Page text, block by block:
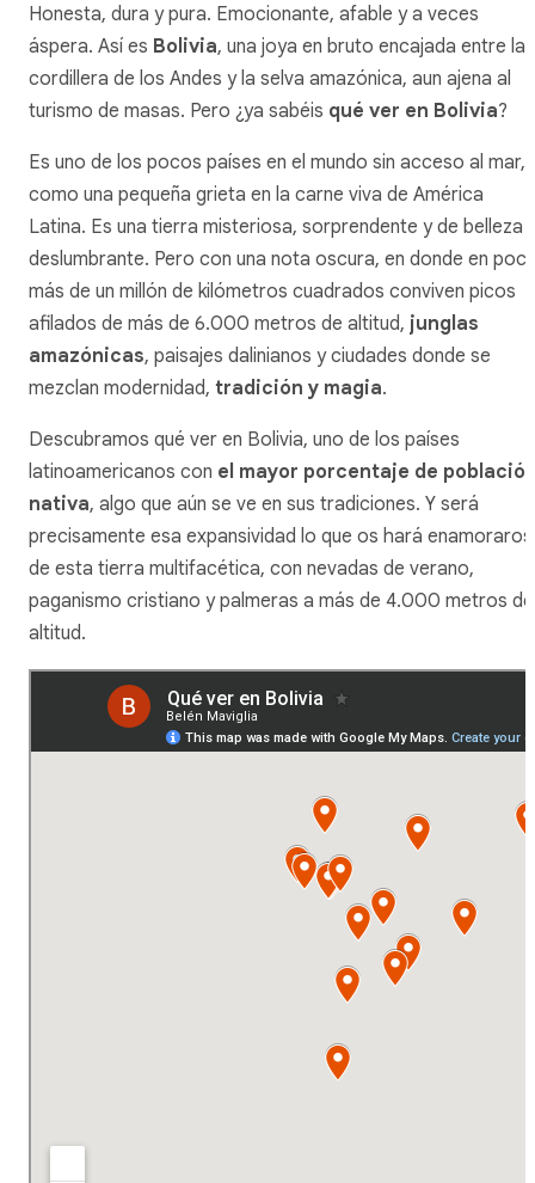
Honesta, dura y pura. Emocionante, afable y a veces
áspera. Así es Bolivia, una joya en bruto encajada entre la
cordillera de los Andes y la selva amazónica, aun ajena al
turismo de masas. Pero ¿ya sabéis qué ver en Bolivia?
Es uno de los pocos países en el mundo sin acceso al mar,
como una pequeña grieta en la carne viva de América
Latina. Es una tierra misteriosa, sorprendente y de belleza
deslumbrante. Pero con una nota oscura, en donde en
más de un millón de kilómetros cuadrados conviven picos
afilados de más de 6.000 metros de altitud, junglas
amazónicas, paisajes dalinianos y ciudades donde se
mezclan modernidad, tradición y magia.
Descubramos qué ver en Bolivia, uno de los países
latinoamericanos con el mayor porcentaje de
nativa, algo que aún se ve en sus tradiciones. Y será
precisamente esa expansividad lo que os hará enamoraros
de esta tierra multifacética, con nevadas de verano,
paganismo cristiano y palmeras a más de 4.000 metros de
altitud.